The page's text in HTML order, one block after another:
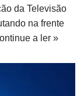
da Televisão
na frente
a ler »